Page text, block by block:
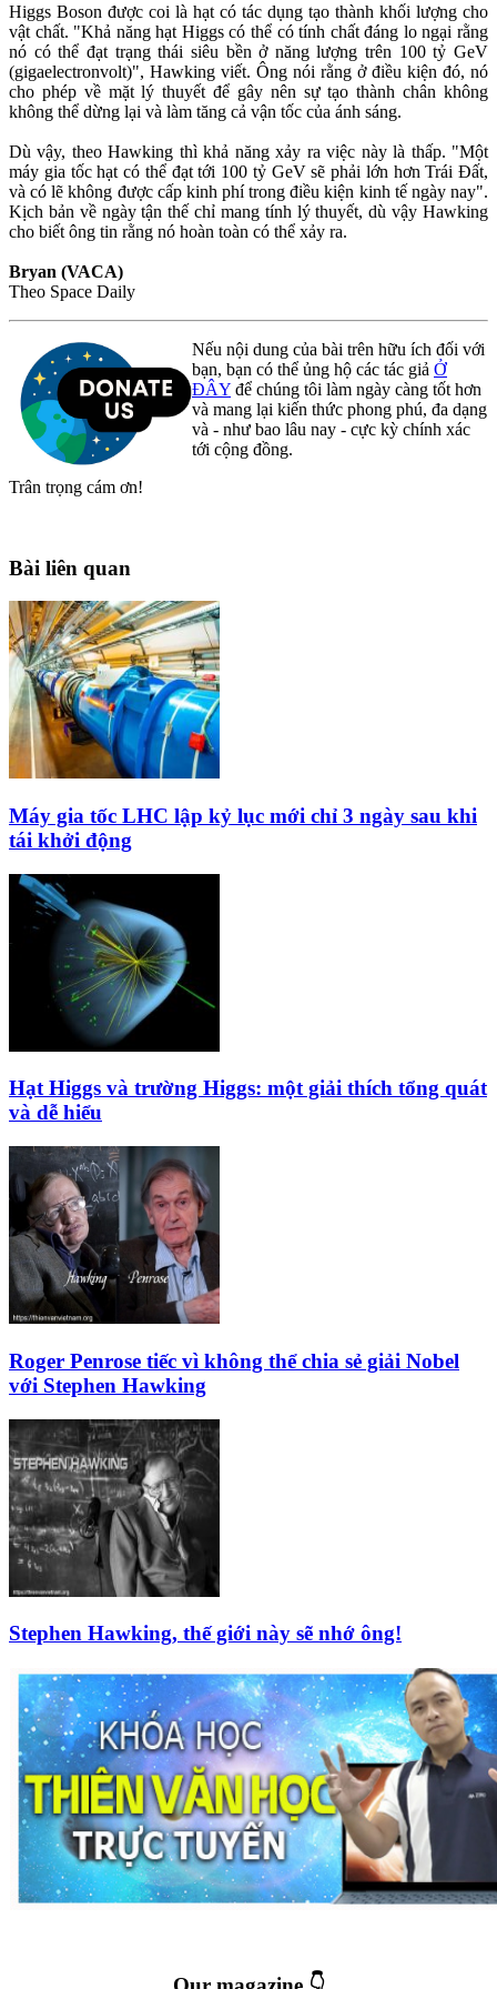
Higgs Boson được coi là hạt có tác dụng tạo thành khối lượng cho
vật chất. "Khả năng hạt Higgs có thể có tính chất đáng lo ngại rằng
nó có thể đạt trạng thái siêu bền ở năng lượng trên 100 tỷ GeV
(gigaelectronvolt)", Hawking viết. Ông nói rằng ở điều kiện đó, nó
cho phép về mặt lý thuyết để gây nên sự tạo thành chân không
không thể dừng lại và làm tăng cả vận tốc của ánh sáng.
Dù vậy, theo Hawking thì khả năng xảy ra việc này là thấp. "Một
máy gia tốc hạt có thể đạt tới 100 tỷ GeV sẽ phải lớn hơn Trái Đất,
và có lẽ không được cấp kinh phí trong điều kiện kinh tế ngày nay".
Kịch bản về ngày tận thế chỉ mang tính lý thuyết, dù vậy Hawking
cho biết ông tin rằng nó hoàn toàn có thể xảy ra.
Bryan (VACA)
Theo Space Daily
Nếu nội dung của bài trên hữu ích đối với
bạn, bạn có thể ủng hộ các tác giả Ở
ĐÂY để chúng tôi làm ngày càng tốt hơn
và mang lại kiến thức phong phú, đa dạng
và - như bao lâu nay - cực kỳ chính xác
tới cộng đồng.
Trân trọng cám ơn!
Bài liên quan
Máy gia tốc LHC lập kỷ lục mới chỉ 3 ngày sau khi
tái khởi động
Hạt Higgs và trường Higgs: một giải thích tổng quát
và dễ hiểu
Roger Penrose tiếc vì không thể chia sẻ giải Nobel
với Stephen Hawking
Stephen Hawking, thế giới này sẽ nhớ ông!